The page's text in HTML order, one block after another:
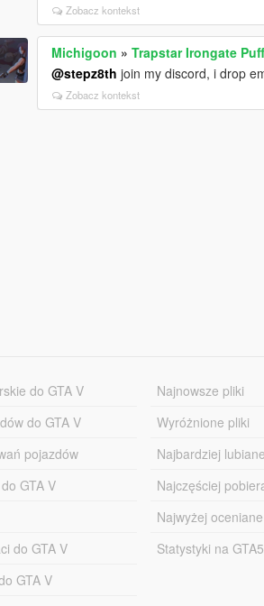
Zobacz kontekst
Michigoon »Trapstar Irongate
@stepz8th join my discord, i drop
Zobacz kontekst
do GTA V
do GTA V
pojazdów
GTA V
do GTA V
GTA V
Najnowsze pliki
Wyróżnione pliki
Najbardziej
Najczęściej
Najwyżej
Statystyki na